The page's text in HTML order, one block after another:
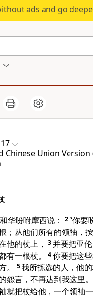
ads and go
Chinese Union
华吩咐摩西说： 2“你要
；从他们所有的领袖，
他的杖上，
3并要把亚伦
有一根杖。
4你要把这
。
5我所拣选的人，他
怨言，不再达到我这里
就把杖给他，一个领袖